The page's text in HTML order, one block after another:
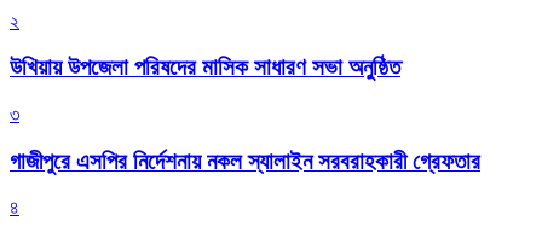
২
উখিয়ায় উপজেলা পরিষদের মাসিক সাধারণ সভা অনুষ্ঠিত
৩
গাজীপুরে এসপির নির্দেশনায় নকল স্যালাইন সরবরাহকারী গ্রেফতার
৪